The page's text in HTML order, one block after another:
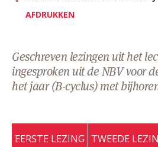
AFDRUKKEN
Geschreven lezingen uit het
ingesproken uit de NBV voor
het jaar (B-cyclus) met
EERSTE LEZING TWEEDE